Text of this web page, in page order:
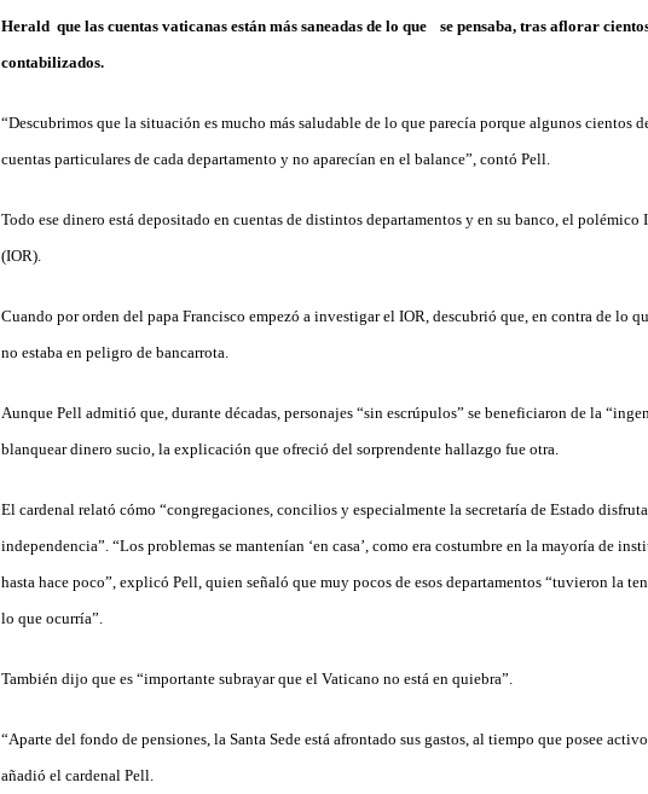
Herald que las cuentas vaticanas están más saneadas de lo que se pensaba, tras aflorar
contabilizados.
“Descubrimos que la situación es mucho más saludable de lo que parecía porque al­gunos cientos
cuentas particulares de cada departamento y no aparecían en el balance”, contó Pell.
Todo ese dinero está depositado en cuentas de distintos departamentos y en su banco, el
(IOR).
Cuando por orden del papa Francisco empezó a investigar el IOR, descubrió que, en contra de lo
no estaba en peligro de bancarrota.
Aunque Pell admitió que, durante décadas, personajes “sin escrúpulos” se beneficiaron de la
blanquear dinero sucio, la explicación que ofreció del sorprendente hallazgo fue otra.
El cardenal relató cómo “congregaciones, concilios y especialmente la secretaría de Estado
independencia”. “Los problemas se mantenían ‘en casa’, como era costumbre en la mayoría de
hasta hace poco”, explicó Pell, quien señaló que muy pocos de esos departamentos “tuvieron la
lo que ocurría”.
También dijo que es “importante subrayar que el Vaticano no está en quiebra”.
“Aparte del fondo de pen­siones, la Santa Sede está afrontado sus gastos, al tiempo que posee
añadió el cardenal Pell.